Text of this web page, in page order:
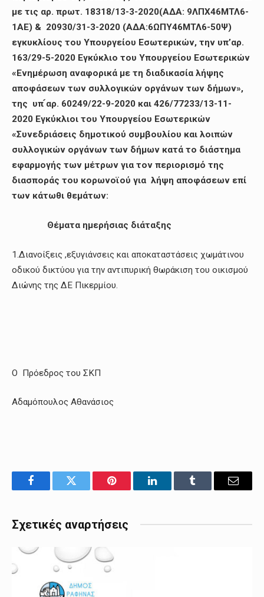
με τις αρ. πρωτ. 18318/13-3-2020(ΑΔΑ: 9ΛΠΧ46ΜΤΛ6-
1ΑΕ) & 20930/31-3-2020 (ΑΔΑ:6ΩΠΥ46ΜΤΛ6-50Ψ)
εγκυκλίους του Υπουργείου Εσωτερικών, την υπ’αρ.
163/29-5-2020 Εγκύκλιο του Υπουργείου Εσωτερικών
«Ενημέρωση αναφορικά με τη διαδικασία λήψης
αποφάσεων των συλλογικών οργάνων των δήμων»,
της υπ ́αρ. 60249/22-9-2020 και 426/77233/13-11-
2020 Εγκύκλιοι του Υπουργείου Εσωτερικών
«Συνεδριάσεις δημοτικού συμβουλίου και λοιπών
συλλογικών οργάνων των δήμων κατά το διάστημα
εφαρμογής των μέτρων για τον περιορισμό της
διασποράς του κορωνοϊού για λήψη αποφάσεων επί
των κάτωθι θεμάτων:
Θέματα ημερήσιας διάταξης
1.Διανοίξεις ,εξυγιάνσεις και αποκαταστάσεις χωμάτινου
οδικού δικτύου για την αντιπυρική θωράκιση του οικισμού
Διώνης της ΔΕ Πικερμίου.
Ο Πρόεδρος του ΣΚΠ
Αδαμόπουλος Αθανάσιος
FacebookTwitter Pinterest LinkedInTumblr Email
Σχετικές αναρτήσεις